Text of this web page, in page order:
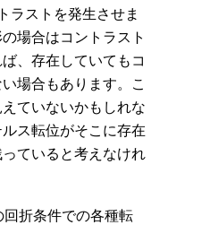
ラストを発生させま
場合はコントラスト
、存在していてもコ
場合もあります。こ
ていないかもしれな
ス転位がそこに存在
ていると考えなけれ
回折条件での各種転